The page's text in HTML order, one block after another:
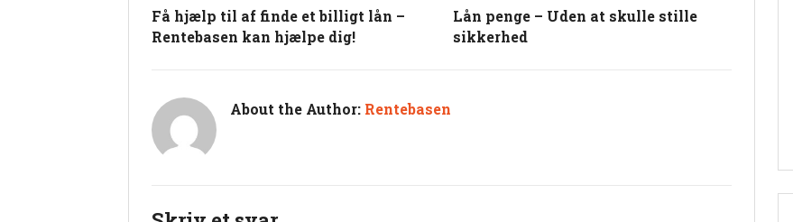
Få hjælp til af finde et billigt lån –
Rentebasen kan hjælpe dig!
Lån penge – Uden at skulle stille
sikkerhed
About the Author: Rentebasen